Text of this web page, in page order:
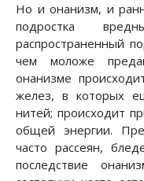
Но и онанизм, и
подростка
распространенный
чем моложе
онанизме
желез, в которых
нитей; происходит
общей энергии.
часто рассеян,
последствие